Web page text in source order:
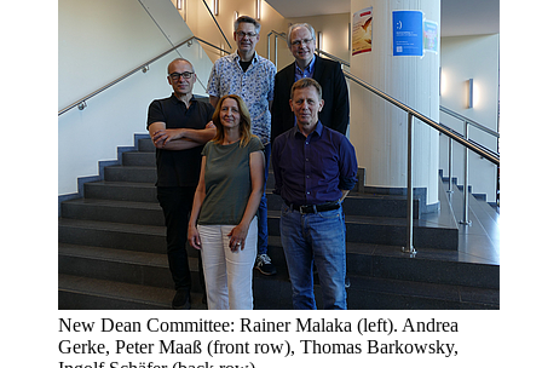
New Dean Committee: Rainer Malaka (left). Andrea
Gerke, Peter Maaß (front row), Thomas Barkowsky,